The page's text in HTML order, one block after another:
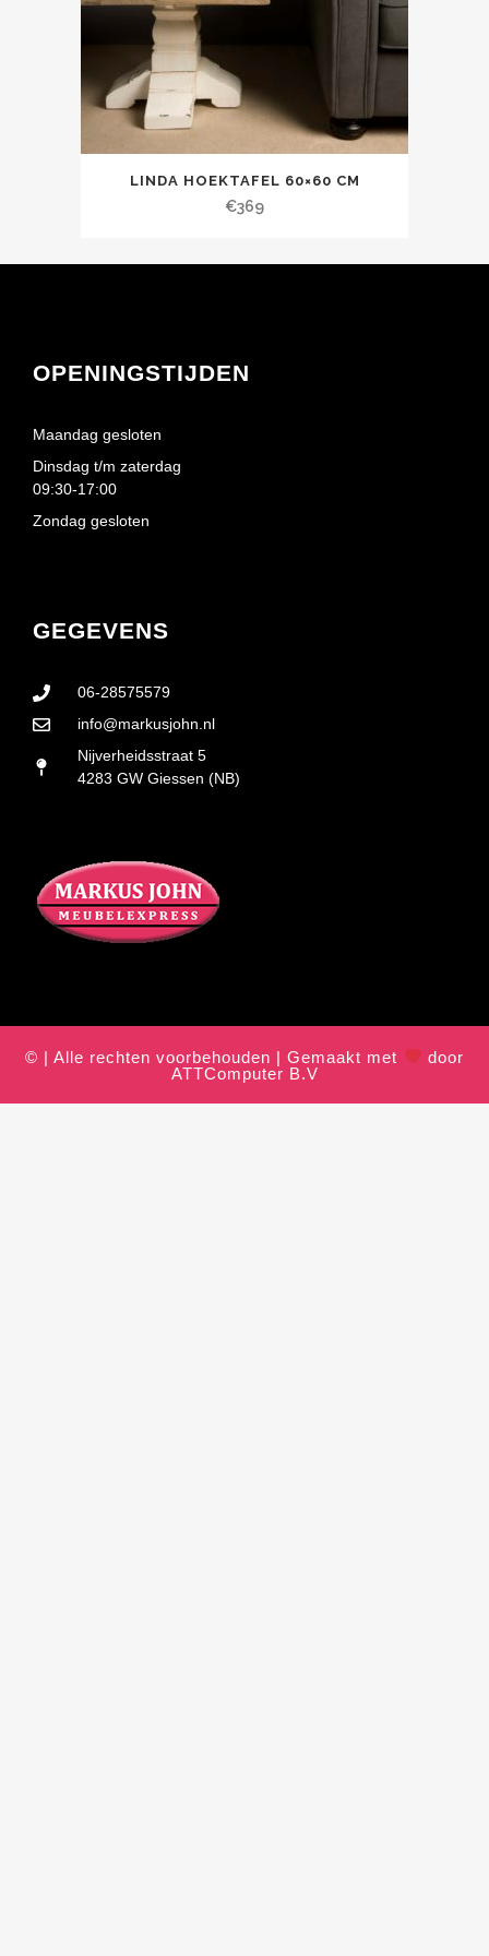
LINDA HOEKTAFEL 60×60 CM
€369
GEGEVENS
06-28575579
info@markusjohn.nl
Nijverheidsstraat 5
4283 GW Giessen (NB)
OPENINGSTIJDEN
Maandag gesloten
Dinsdag t/m zaterdag
09:30-17:00
Zondag gesloten
© | Alle rechten voorbehouden | Gemaakt met
door
ATTComputer B.V